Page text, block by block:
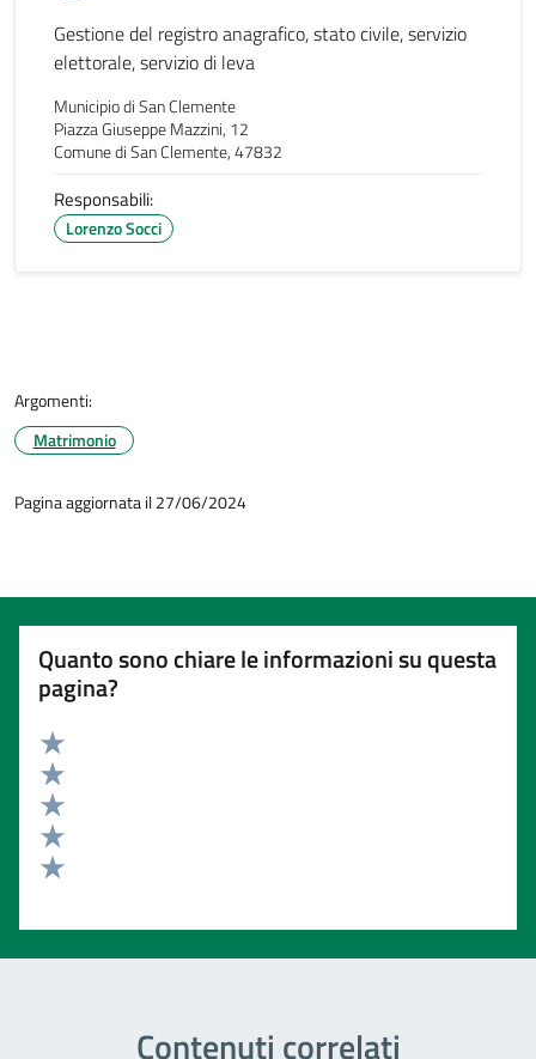
Gestione del registro anagrafico, stato civile, servizio
elettorale, servizio di leva
Municipio di San Clemente
Piazza Giuseppe Mazzini, 12
Comune di San Clemente, 47832
Responsabili:
Lorenzo Socci
Argomenti:
Matrimonio
Pagina aggiornata il 27/06/2024
Quanto sono chiare le informazioni su questa
pagina?
Valuta 5 stelle su 5
Valuta 4 stelle su 5
Valuta 3 stelle su 5
Valuta 2 stelle su 5
Contenuti correlati